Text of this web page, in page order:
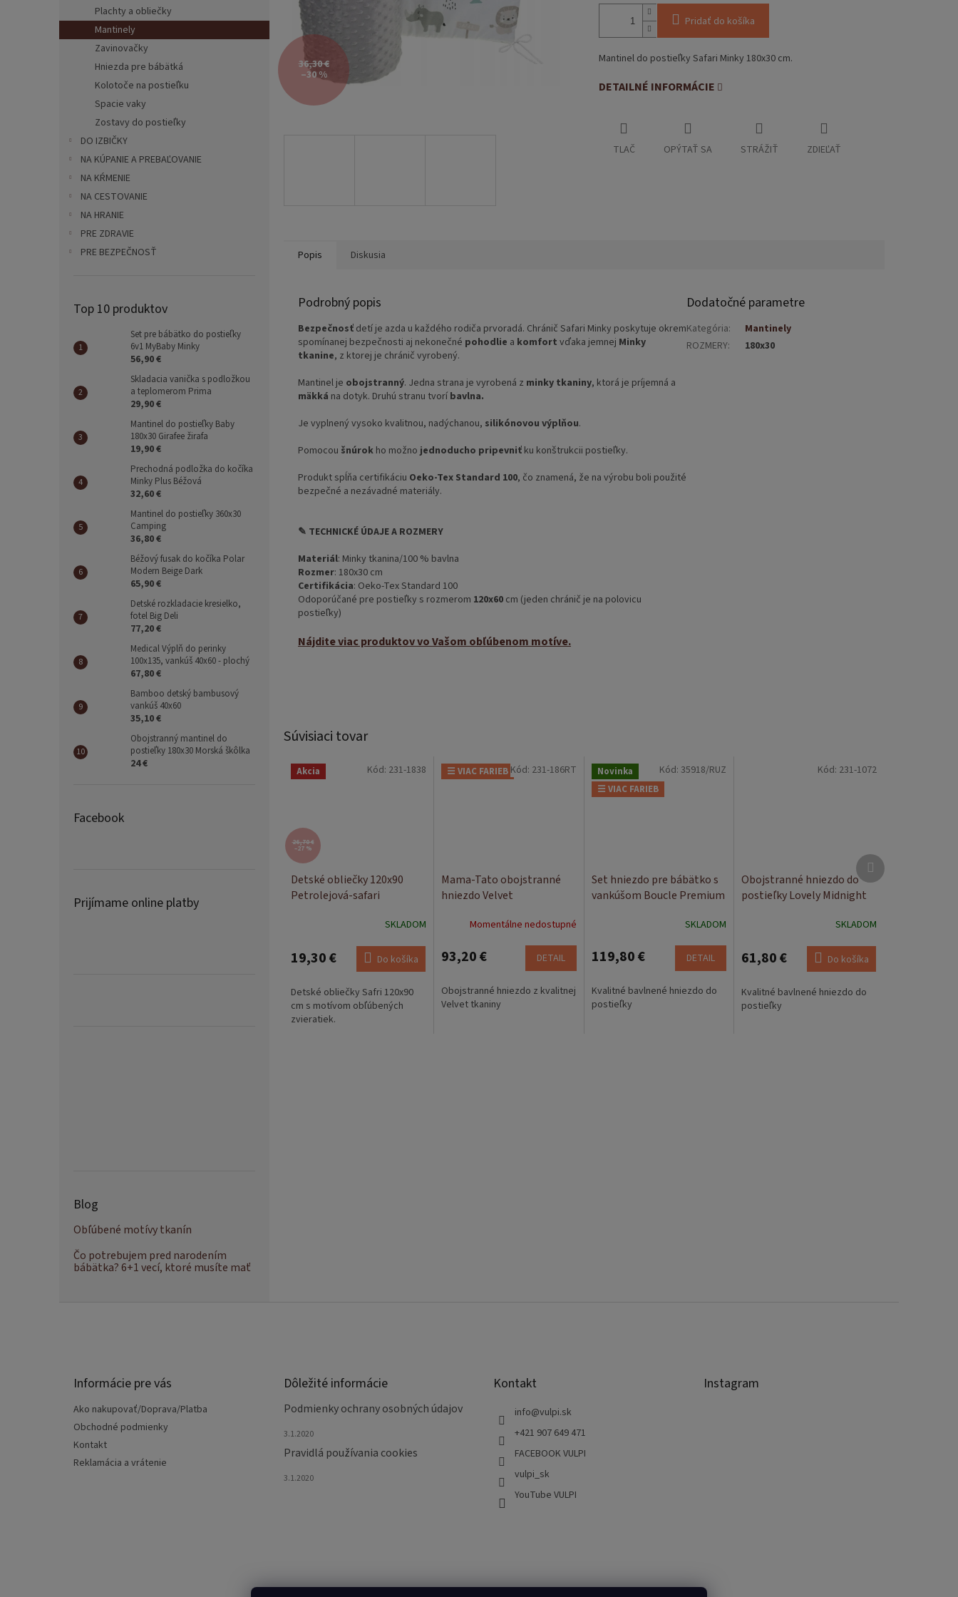
Plachty a obliečky
Mantinely
Zavinovačky
Hniezda pre bábätká
Kolotoče na postieľku
Spacie vaky
Zostavy do postieľky
DO IZBIČKY
NA KÚPANIE A PREBAĽOVANIE
NA KŔMENIE
NA CESTOVANIE
NA HRANIE
PRE ZDRAVIE
PRE BEZPEČNOSŤ
Top 10 produktov
Set pre bábätko do postieľky
6v1 MyBaby Minky
56,90 €
Skladacia vanička s podložkou
a teplomerom Prima
29,90 €
Mantinel do postieľky Baby
180x30 Girafee žirafa
19,90 €
Prechodná podložka do kočíka
Minky Plus Béžová
32,60 €
Mantinel do postieľky 360x30
Camping
36,80 €
Béžový fusak do kočíka Polar
Modern Beige Dark
65,90 €
Detské rozkladacie kresielko,
fotel Big Deli
77,20 €
Medical Výplň do perinky
100x135, vankúš 40x60 - plochý
67,80 €
Bamboo detský bambusový
vankúš 40x60
35,10 €
Obojstranný mantinel do
postieľky 180x30 Morská škôlka
24 €
Facebook
Prijímame online platby
Blog
Obľúbené motívy tkanín
Čo potrebujem pred narodením
bábätka? 6+1 vecí, ktoré musíte mať
36,30 €
–30 %
Pridať do košíka
Mantinel do postieľky Safari Minky 180x30 cm.
DETAILNÉ INFORMÁCIE
TLAČ OPÝTAŤ SA STRÁŽIŤ ZDIEĽAŤ
Súvisiaci tovar
Akcia
26,70 €
–27 %
Detské obliečky 120x90
Petrolejová-safari
SKLADOM
19,30 € Do košíka
Detské obliečky Safri 120x90
cm s motívom obľúbených
zvieratiek.
Kód: 231-1838 ☰ VIAC FARIEB
Mama-Tato obojstranné
hniezdo Velvet
Momentálne nedostupné
93,20 € DETAIL
Obojstranné hniezdo z kvalitnej
Velvet tkaniny
Kód: 231-186RT
Novinka
☰ VIAC FARIEB
Set hniezdo pre bábätko s
vankúšom Boucle Premium
SKLADOM
119,80 € DETAIL
Kvalitné bavlnené hniezdo do
postieľky
Kód: 35918/RUZ
Obojstranné hniezdo do
postieľky Lovely Midnight
SKLADOM
61,80 € Do košíka
Kvalitné bavlnené hniezdo do
postieľky
Kód: 231-1072
Ďalší
produkt
Popis Diskusia
Podrobný popis
Bezpečnosť detí je azda u každého rodiča prvoradá. Chránič Safari Minky poskytuje okrem
spomínanej bezpečnosti aj nekonečné pohodlie a komfort vďaka jemnej Minky
tkanine, z ktorej je chránič vyrobený.
Mantinel je obojstranný. Jedna strana je vyrobená z minky tkaniny, ktorá je príjemná a
mäkká na dotyk. Druhú stranu tvorí bavlna.
Je vyplnený vysoko kvalitnou, nadýchanou, silikónovou výplňou.
Pomocou šnúrok ho možno jednoducho pripevniť ku konštrukcii postieľky.
Produkt spĺňa certifikáciu Oeko-Tex Standard 100, čo znamená, že na výrobu boli použité
bezpečné a nezávadné materiály.
✎ TECHNICKÉ ÚDAJE A ROZMERY
Materiál: Minky tkanina/100 % bavlna
Rozmer: 180x30 cm
Certifikácia: Oeko-Tex Standard 100
Odoporúčané pre postieľky s rozmerom 120x60 cm (jeden chránič je na polovicu
postieľky)
Nájdite viac produktov vo Vašom obľúbenom motíve.
Dodatočné parametre
Kategória:
Mantinely
ROZMERY: 180x30
Informácie pre vás
Ako nakupovať/Doprava/Platba
Obchodné podmienky
Kontakt
Reklamácia a vrátenie
Dôležité informácie
Podmienky ochrany osobných údajov
3.1.2020
Pravidlá používania cookies
3.1.2020
Kontakt
info@vulpi.sk
+421 907 649 471
FACEBOOK VULPI
vulpi_sk
YouTube VULPI
Instagram